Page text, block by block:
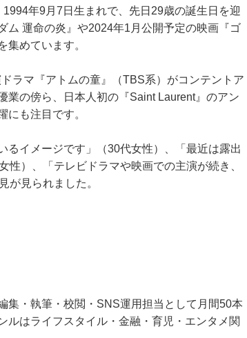
年9月7日生まれで、先日29歳の誕生日を迎
ム 運命の炎』や2024年1月公開予定の映画『ゴ
集めています。
ラマ『アトムの童』（TBS系）がコンテントア
業の傍ら、日本人初の『Saint Laurent』のアン
も注目です。
るイメージです」（30代女性）、「最近は露出
）、「テレビドラマや映画での主演が続き、
が見られました。
集・執筆・校閲・SNS運用担当として月間50本
ルはライフスタイル・金融・育児・エンタメ関